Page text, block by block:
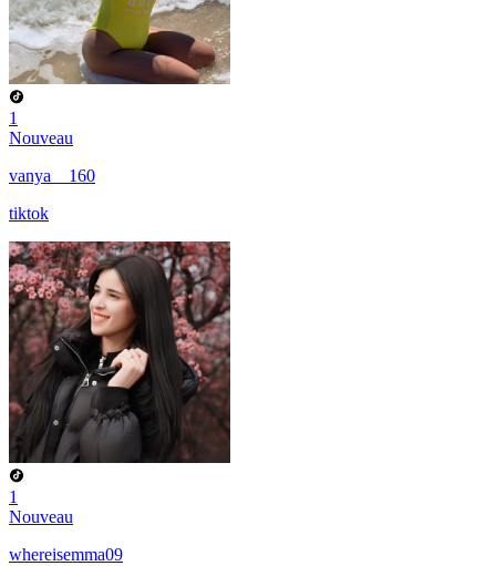
1
Nouveau
vanya__160
tiktok
1
Nouveau
whereisemma09